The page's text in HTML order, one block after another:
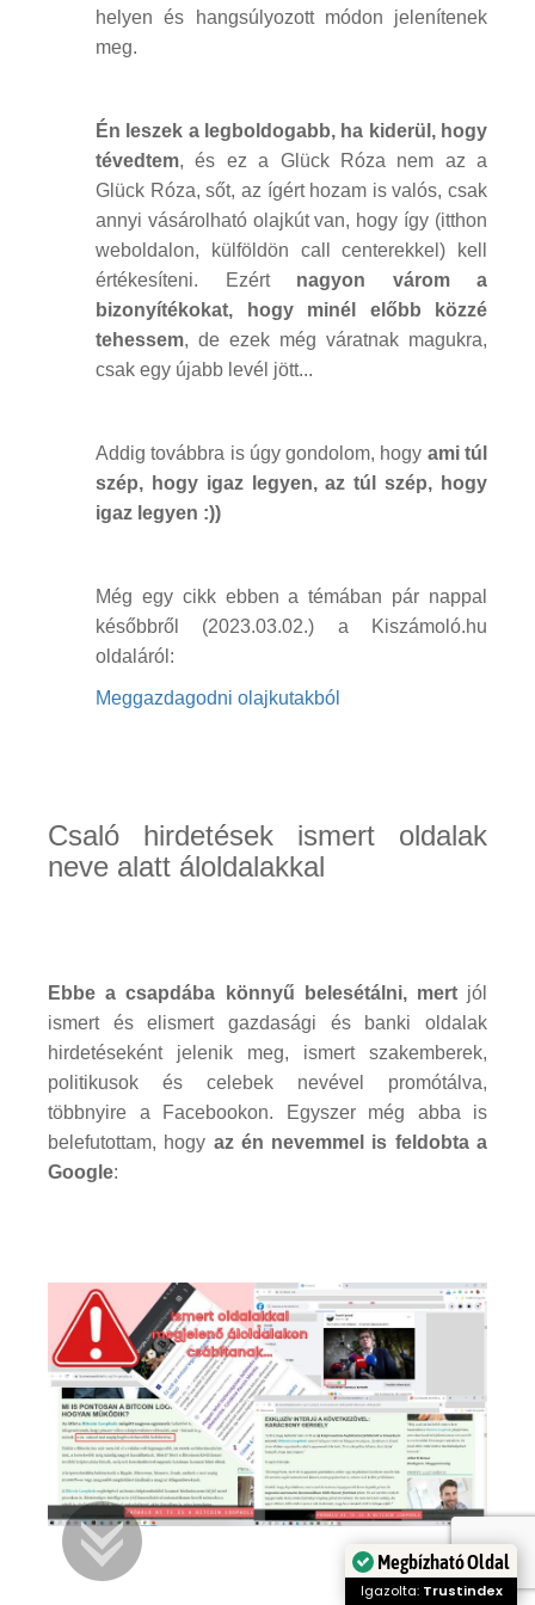
helyen és hangsúlyozott módon jelenítenek
meg.
Én leszek a legboldogabb, ha kiderül, hogy
tévedtem, és ez a Glück Róza nem az a
Glück Róza, sőt, az ígért hozam is valós, csak
annyi vásárolható olajkút van, hogy így (itthon
weboldalon, külföldön call centerekkel) kell
értékesíteni. Ezért nagyon várom a
bizonyítékokat, hogy minél előbb közzé
tehessem, de ezek még váratnak magukra,
csak egy újabb levél jött...
Addig továbbra is úgy gondolom, hogy ami túl
szép, hogy igaz legyen, az túl szép, hogy
igaz legyen :))
Még egy cikk ebben a témában pár nappal
későbbről (2023.03.02.) a Kiszámoló.hu
oldaláról:
Meggazdagodni olajkutakból
Csaló hirdetések ismert oldalak
neve alatt áloldalakkal
Ebbe a csapdába könnyű belesétálni, mertjól
ismert és elismert gazdasági és banki oldalak
hirdetéseként jelenik meg, ismert szakemberek,
politikusok és celebek nevével promótálva,
többnyire a Facebookon. Egyszer még abba is
belefutottam, hogy az én nevemmel is feldobta a
Google:
Megbízható Oldal
Igazolta: Trustindex